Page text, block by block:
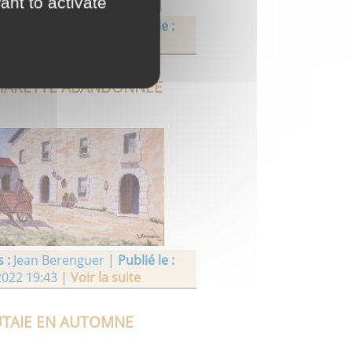
Publié le :
18:00 |
ABANDONNÉE
: Jean Berenguer | Publié le :
19:43 |Voir la suite
EN AUTOMNE